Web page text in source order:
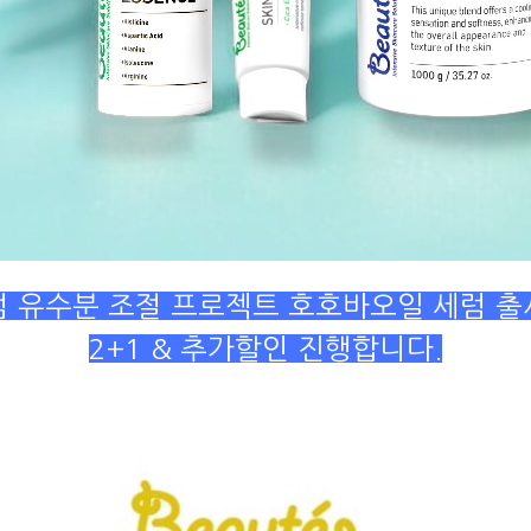
유수분 조절 프로젝트 호호바오일 세럼 출
2+1 & 추가할인 진행합니다.